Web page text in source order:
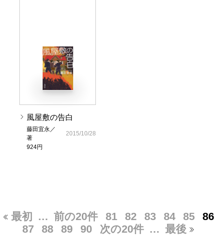
風屋敷の告白
藤田宜永／
著
924円
2015/10/28
最初 … 前の20件 81 82 83 84 85
86
87
88 89 90 次の20件 … 最後